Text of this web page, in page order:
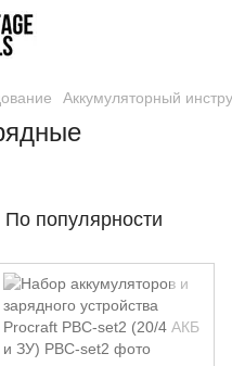
Аккумуляторный
По популярности